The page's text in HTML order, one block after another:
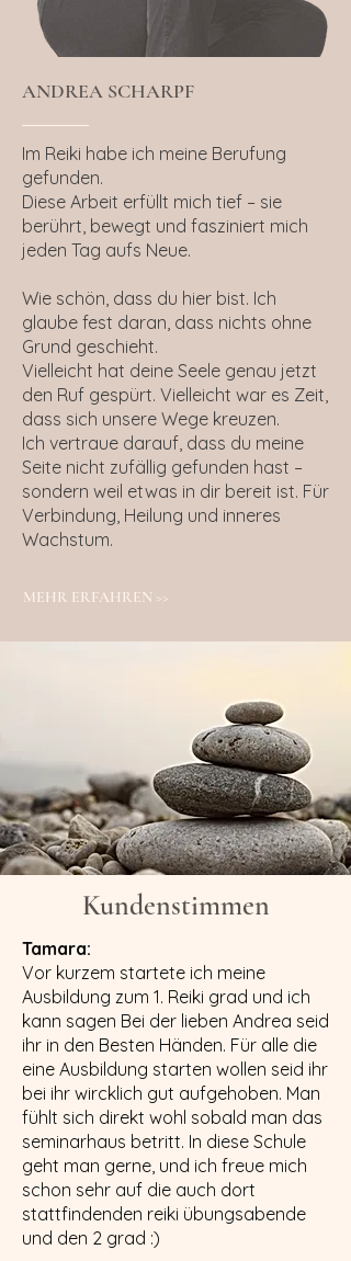
ANDREA SCHARPF
Im Reiki habe ich meine Berufung
gefunden.
Diese Arbeit erfüllt mich tief – sie
berührt, bewegt und fasziniert mich
jeden Tag aufs Neue.
Wie schön, dass du hier bist. Ich
glaube fest daran, dass nichts ohne
Grund geschieht.
Vielleicht hat deine Seele genau jetzt
den Ruf gespürt. Vielleicht war es Zeit,
dass sich unsere Wege kreuzen.
Ich vertraue darauf, dass du meine
Seite nicht zufällig gefunden hast –
sondern weil etwas in dir bereit ist. Für
Verbindung, Heilung und inneres
Wachstum.
MEHR ERFAHREN >>
Kundenstimmen
Tamara:
Vor kurzem startete ich meine
Ausbildung zum 1. Reiki grad und ich
kann sagen Bei der lieben Andrea seid
ihr in den Besten Händen. Für alle die
eine Ausbildung starten wollen seid ihr
bei ihr wircklich gut aufgehoben. Man
fühlt sich direkt wohl sobald man das
seminarhaus betritt. In diese Schule
geht man gerne, und ich freue mich
schon sehr auf die auch dort
stattfindenden reiki übungsabende
und den 2 grad :)